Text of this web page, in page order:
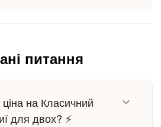
питання
на Класичний
для двох? ⚡